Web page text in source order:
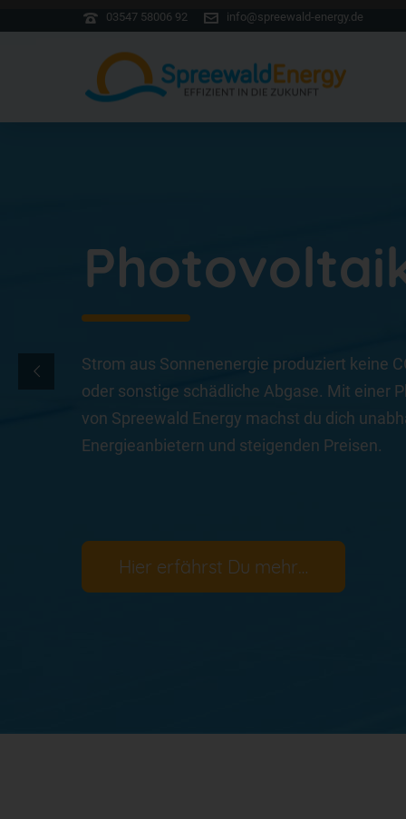
03547 58006 92 info@spreewald-energy.de
Strom aus Sonnenenergie produziert keine
oder sonstige schädliche Abgase. Mit einer
von Spreewald Energy machst du dich
Energieanbietern und steigenden Preisen.
Hier erfährst Du mehr…